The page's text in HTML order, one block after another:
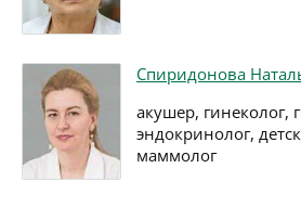
Спиридонова
акушер, гинеколог,
эндокринолог,
маммолог